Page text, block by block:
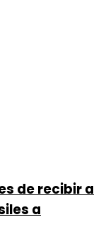
de recibir a
a